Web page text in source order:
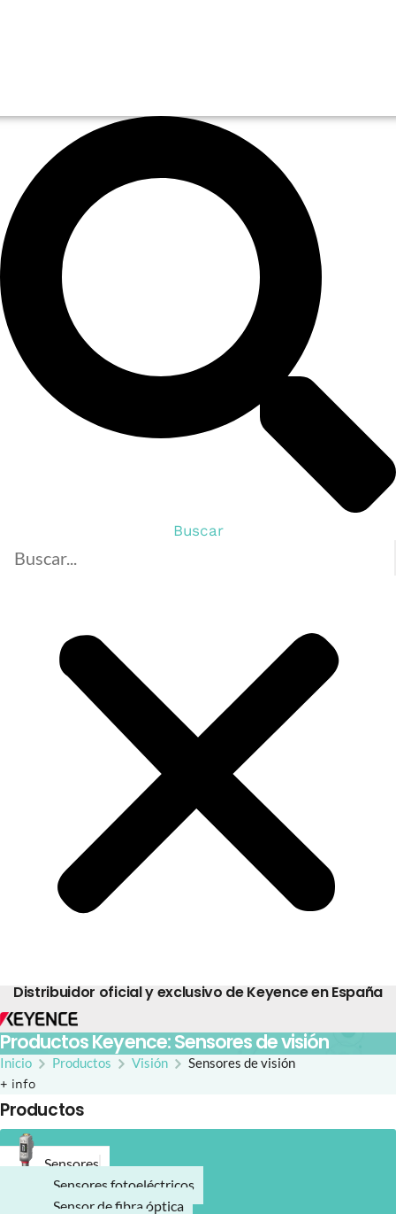
Buscar
Distribuidor oficial y exclusivo de Keyence en España
Productos Keyence: Sensores de visión
Inicio Productos Visión Sensores de visión
+ info
Productos
Sensores
Sensores fotoeléctricos
Sensor de fibra óptica